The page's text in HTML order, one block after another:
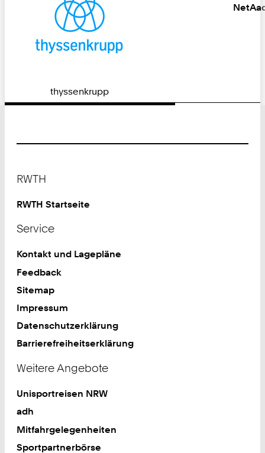
thyssenkrupp
RWTH
RWTH Startseite
Service
Kontakt und Lagepläne
Feedback
Sitemap
Impressum
Datenschutzerklärung
Barrierefreiheitserklärung
Weitere Angebote
Unisportreisen NRW
adh
Mitfahrgelegenheiten
Sportpartnerbörse